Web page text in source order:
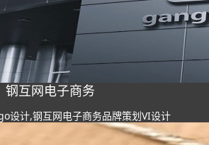
钢互网电子商务
设计,钢互网电子商务品牌策划VI设计